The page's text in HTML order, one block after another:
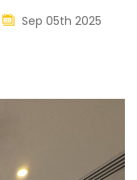
Sep 05th 2025